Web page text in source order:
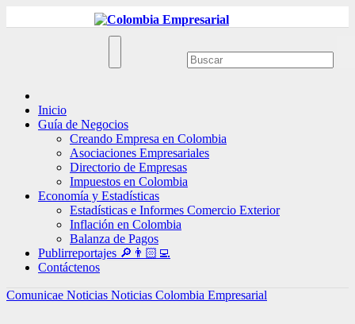
al
Inicio
Guía de Negocios
Creando Empresa en Colombia
Asociaciones Empresariales
Directorio de Empresas
Impuestos en Colombia
Economía y Estadísticas
Estadísticas e Informes Comercio Exterior
Inflación en Colombia
Balanza de Pagos
Publirreportajes 🔎👨🏻‍💻
Contáctenos
Comunicae Noticias Noticias Colombia Empresarial